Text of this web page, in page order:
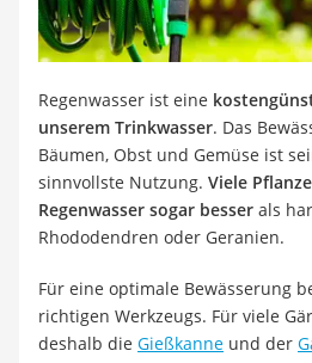
Löschdecke
Multimeter
Winterharte Palmen
Gasdurchlauferhitzer
Service
Regenwasser ist eine
unserem Trinkwasser. Das
Bäumen, Obst und Gemüse ist
sinnvollste Nutzung. Viele
Regenwasser sogar besser als
Rhododendren oder Geranien.
Für eine optimale Bewässerung
richtigen Werkzeugs. Für viele
deshalb die Gießkanne und der